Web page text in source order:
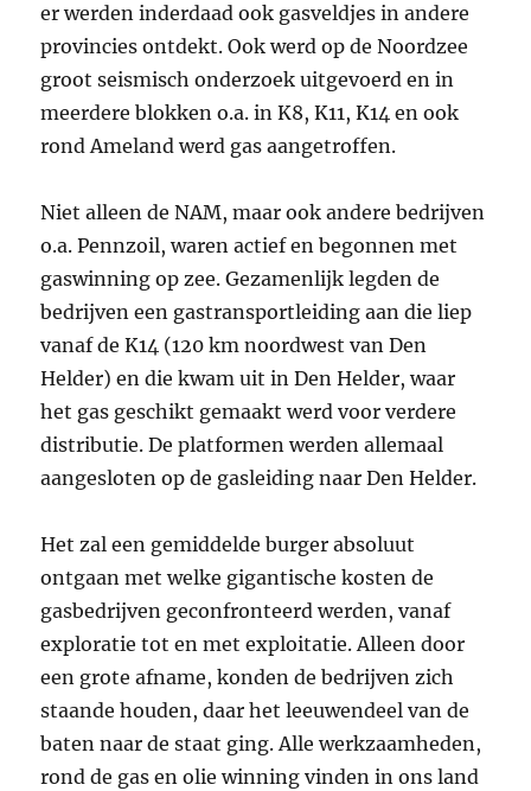
er werden inderdaad ook gasveldjes in andere
provincies ontdekt. Ook werd op de Noordzee
groot seismisch onderzoek uitgevoerd en in
meerdere blokken o.a. in K8, K11, K14 en ook
rond Ameland werd gas aangetroffen.
Niet alleen de NAM, maar ook andere bedrijven
o.a. Pennzoil, waren actief en begonnen met
gaswinning op zee. Gezamenlijk legden de
bedrijven een gastransportleiding aan die liep
vanaf de K14 (120 km noordwest van Den
Helder) en die kwam uit in Den Helder, waar
het gas geschikt gemaakt werd voor verdere
distributie. De platformen werden allemaal
aangesloten op de gasleiding naar Den Helder.
Het zal een gemiddelde burger absoluut
ontgaan met welke gigantische kosten de
gasbedrijven geconfronteerd werden, vanaf
exploratie tot en met exploitatie. Alleen door
een grote afname, konden de bedrijven zich
staande houden, daar het leeuwendeel van de
baten naar de staat ging. Alle werkzaamheden,
rond de gas en olie winning vinden in ons land